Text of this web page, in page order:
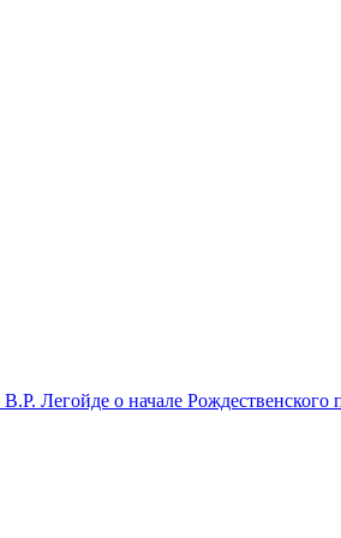
Легойде о начале Рождественского